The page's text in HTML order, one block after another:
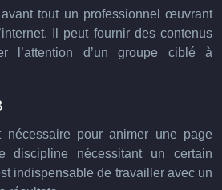
tout un professionnel œuvrant
Il peut fournir des contenus
l’attention d’un groupe ciblé à
nécessaire pour animer une page
discipline nécessitant un certain
indispensable de travailler avec un